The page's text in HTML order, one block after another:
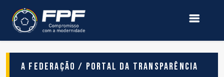
A Federação / Portal da Transparência